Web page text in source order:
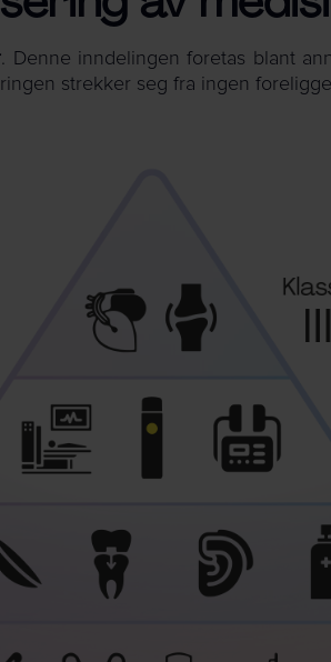
. Denne inndelingen foretas blant
strekker seg fra ingen